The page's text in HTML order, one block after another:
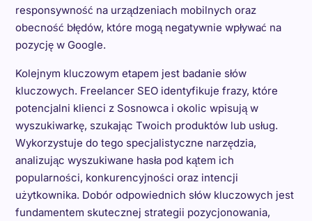
responsywność na urządzeniach mobilnych oraz
obecność błędów, które mogą negatywnie wpływać na
pozycję w Google.
Kolejnym kluczowym etapem jest badanie słów
kluczowych. Freelancer SEO identyfikuje frazy, które
potencjalni klienci z Sosnowca i okolic wpisują w
wyszukiwarkę, szukając Twoich produktów lub usług.
Wykorzystuje do tego specjalistyczne narzędzia,
analizując wyszukiwane hasła pod kątem ich
popularności, konkurencyjności oraz intencji
użytkownika. Dobór odpowiednich słów kluczowych jest
fundamentem skutecznej strategii pozycjonowania,